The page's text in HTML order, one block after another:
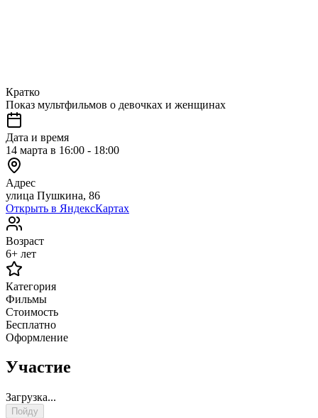
Кратко
Показ мультфильмов о девочках и женщинах
Дата и время
14 марта в 16:00 - 18:00
Адрес
улица Пушкина, 86
Открыть в ЯндексКартах
Возраст
6+ лет
Категория
Фильмы
Стоимость
Бесплатно
Оформление
Участие
Загрузка...
Пойду